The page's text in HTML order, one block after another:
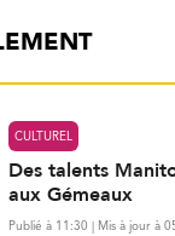
CULTUREL
Des talents
aux Gémeaux
Publié à 11:30 | Mis à jour à